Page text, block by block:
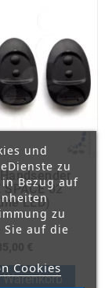
SPACE 02
LED)
und
zu
Bezug auf
zu
Sie auf die
Cookies